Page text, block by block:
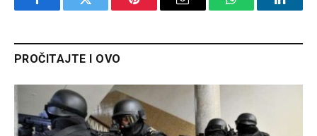
FacebookTwitter Pinterest Email WhatsApp
PROČITAJTE I OVO